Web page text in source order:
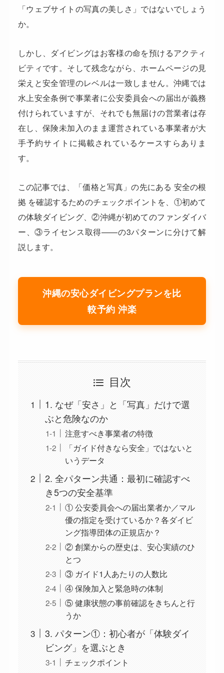
「ウェブサイトの写真の美しさ」ではないでしょう
か。
しかし、ダイビングはお客様の命を預けるアクティ
ビティです。そして残念ながら、ホームページの見
栄えと安全管理のレベルは一致しません。沖縄では
水上安全条例で事業者に公安委員会への届出が義務
付けられていますが、それでも無届けの営業者は存
在し、保険未加入のまま運営されている事業者が大
手予約サイトに掲載されているケースすらありま
す。
この記事では、「価格と写真」の先にある 安全の根
拠 を確認するためのチェックポイントを、①初めて
の体験ダイビング、②沖縄が初めてのファンダイバ
ー、③ライセンス取得——の3パターンに分けて解
説します。
沖縄の安心ダイビングプランを比
較予約 沖楽
目次
1. なぜ「安さ」と「写真」だけで選
ぶと危険なのか
注意すべき事業者の特徴
「ガイド付きなら安全」ではないと
いうデータ
2. 全パターン共通：最初に確認すべ
き5つの安全基準
① 公安委員会への届出業者か／マル
優の指定を受けているか？各ダイビ
ング指導団体の正規店か？
② 創業からの歴史は、安心実績のひ
とつ
③ ガイド1人あたりの人数比
④ 保険加入と緊急時の体制
⑤ 健康状態の事前確認をきちんと行
うか
3. パターン①：初心者が「体験ダイ
ビング」を選ぶとき
チェックポイント